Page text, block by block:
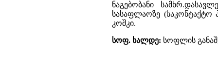
ნაგებობანი
სასაფლაოზე (საკონტაქტო
კოშკი.
სოფ. ხალდე: სოფლის